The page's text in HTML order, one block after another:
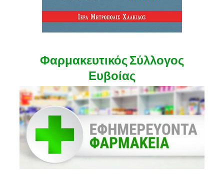
Φαρμακευτικός Σύλλογος
Ευβοίας